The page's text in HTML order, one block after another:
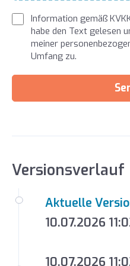
Information gemäß
habe den Text gelesen
meiner
Umfang zu.
Versionsverlauf
Aktuelle
10.07.2026
10.07.2026